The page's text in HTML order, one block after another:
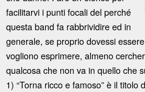
facilitarvi i punti focali del perché
questa band fa rabbrividire ed in
generale, se proprio dovessi
vogliono esprimere, almeno
qualcosa che non va in quello che
1) “Torna ricco e famoso” è il titolo